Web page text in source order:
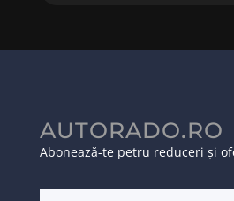
AUTORADO.RO
Abonează-te petru reduceri și